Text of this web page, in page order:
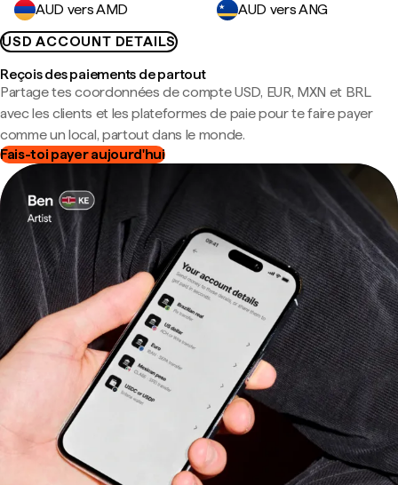
AUD vers AMD
AUD vers ANG
USD ACCOUNT DETAILS
Reçois des paiements de partout
Partage tes coordonnées de compte USD, EUR, MXN et BRL
avec les clients et les plateformes de paie pour te faire payer
comme un local, partout dans le monde.
Fais-toi payer aujourd'hui